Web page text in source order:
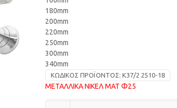
180mm
200mm
220mm
250mm
300mm
340mm
ΚΩΔΙΚΌΣ ΠΡΟΪΌΝΤΟΣ: Κ37/2 2510-18
ΜΕΤΑΛΛΙΚΑ ΝΙΚΕΛ ΜΑΤ Φ25